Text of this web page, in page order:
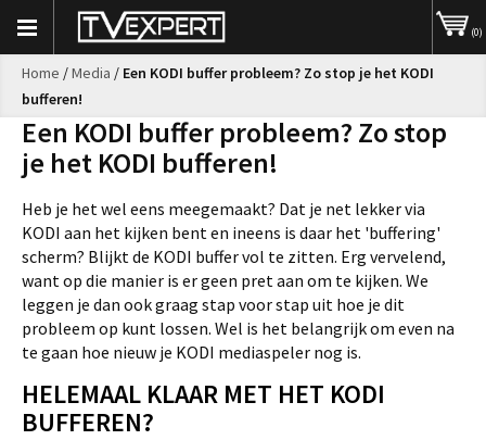
(0)
Home /Media / Een KODI buffer probleem? Zo stop je het KODI
bufferen!
Een KODI buffer probleem? Zo stop
je het KODI bufferen!
Heb je het wel eens meegemaakt? Dat je net lekker via
KODI aan het kijken bent en ineens is daar het 'buffering'
scherm? Blijkt de KODI buffer vol te zitten. Erg vervelend,
want op die manier is er geen pret aan om te kijken. We
leggen je dan ook graag stap voor stap uit hoe je dit
probleem op kunt lossen. Wel is het belangrijk om even na
te gaan hoe nieuw je KODI mediaspeler nog is.
HELEMAAL KLAAR MET HET KODI
BUFFEREN?